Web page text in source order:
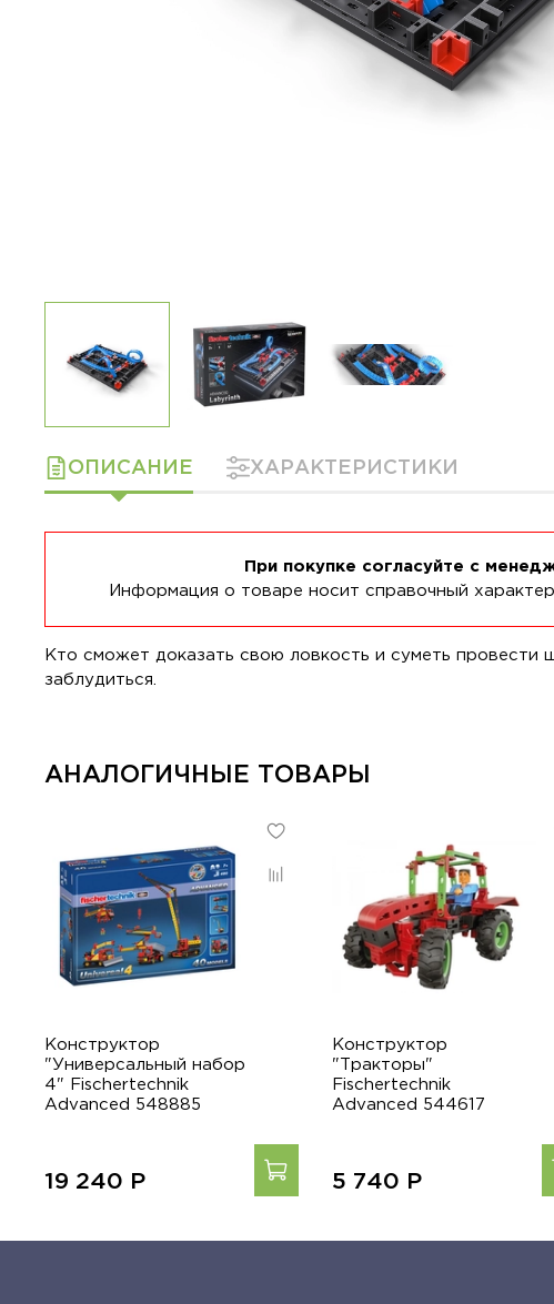
ОПИСАНИЕ ХАРАКТЕРИСТИКИ
При покупке согласуйте с
Информация о товаре носит справочный
Кто сможет доказать свою ловкость и суметь провести
заблудиться.
АНАЛОГИЧНЫЕ ТОВАРЫ
Конструктор
"Универсальный набор
4" Fischertechnik
Advanced 548885
19 240 Р
Конструктор
"Тракторы"
Fischertechnik
Advanced 544617
5 740 Р